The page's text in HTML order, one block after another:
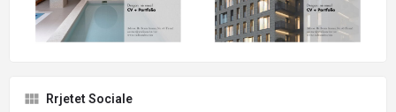
Rrjetet Sociale